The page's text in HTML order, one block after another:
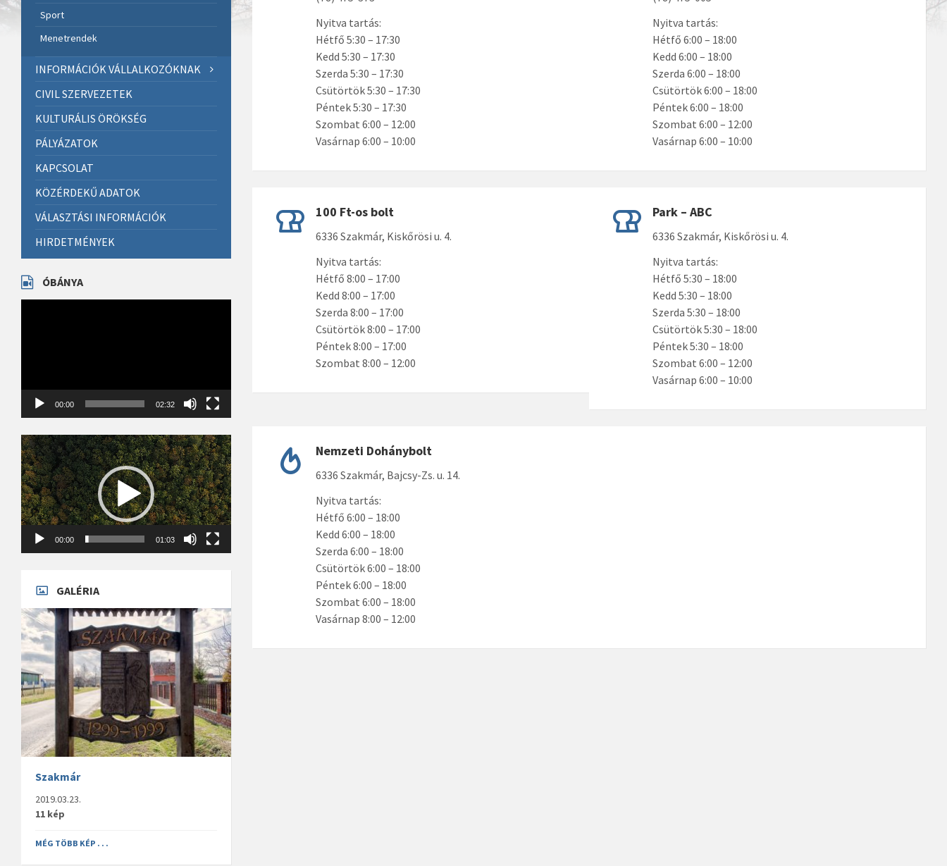
Nyitva tartás:
Hétfő 5:30 – 17:30
Kedd 5:30 – 17:30
Szerda 5:30 – 17:30
Csütörtök 5:30 – 17:30
Péntek 5:30 – 17:30
Szombat 6:00 – 12:00
Vasárnap 6:00 – 10:00
Nyitva tartás:
Hétfő 6:00 – 18:00
Kedd 6:00 – 18:00
Szerda 6:00 – 18:00
Csütörtök 6:00 – 18:00
Péntek 6:00 – 18:00
Szombat 6:00 – 12:00
Vasárnap 6:00 – 10:00
100 Ft-os bolt
6336 Szakmár, Kiskőrösi u. 4.
Nyitva tartás:
Hétfő 8:00 – 17:00
Kedd 8:00 – 17:00
Szerda 8:00 – 17:00
Csütörtök 8:00 – 17:00
Péntek 8:00 – 17:00
Szombat 8:00 – 12:00
Park – ABC
6336 Szakmár, Kiskőrösi u. 4.
Nyitva tartás:
Hétfő 5:30 – 18:00
Kedd 5:30 – 18:00
Szerda 5:30 – 18:00
Csütörtök 5:30 – 18:00
Péntek 5:30 – 18:00
Szombat 6:00 – 12:00
Vasárnap 6:00 – 10:00
Nemzeti Dohánybolt
6336 Szakmár, Bajcsy-Zs. u. 14.
Nyitva tartás:
Hétfő 6:00 – 18:00
Kedd 6:00 – 18:00
Szerda 6:00 – 18:00
Csütörtök 6:00 – 18:00
Péntek 6:00 – 18:00
Szombat 6:00 – 18:00
Vasárnap 8:00 – 12:00
Sport
Menetrendek
INFORMÁCIÓK VÁLLALKOZÓKNAK
CIVIL SZERVEZETEK
KULTURÁLIS ÖRÖKSÉG
PÁLYÁZATOK
KAPCSOLAT
KÖZÉRDEKŰ ADATOK
VÁLASZTÁSI INFORMÁCIÓK
HIRDETMÉNYEK
ÓBÁNYA
00:00 02:32
Videólejátszó
00:00 01:03
GALÉRIA
Szakmár
2019.03.23.
11 kép
MÉG TÖBB KÉP . . .